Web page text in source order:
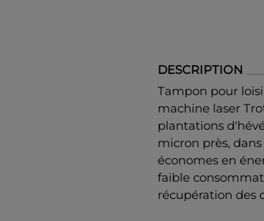
DESCRIPTION
Tampon pour
machine laser
plantations
micron près,
économes en
faible
récupération des